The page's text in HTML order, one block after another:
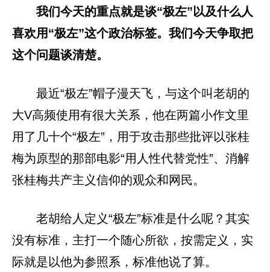
我们今天的重点就是谈“极左”以及什么人
喜欢用“极左”这个政治标签。我们今天争取把
这个问题谈清楚。
最近“极左”帽子漫天飞，与这个叫老胡的
大V高频使用有很大关系，他在两篇小作文里
用了几十个“极左”，用于攻击那些批评以张桂
梅为原型的那部电影“用人性代替党性”、消解
张桂梅共产主义信仰的观众和网民。
老胡给人定义“极左”标准是什么呢？其实
没有标准，主打一个随心所欲，按需定义，实
际就是以他为参照系，标准他说了算。